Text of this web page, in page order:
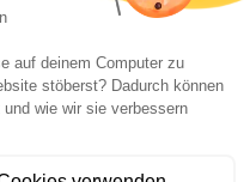
DEN WARENKORB